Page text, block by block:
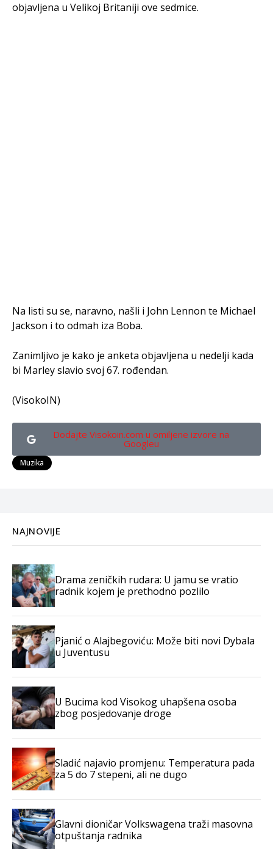
objavljena u Velikoj Britaniji ove sedmice.
Na listi su se, naravno, našli i John Lennon te Michael
Jackson i to odmah iza Boba.
Zanimljivo je kako je anketa objavljena u nedelji kada
bi Marley slavio svoj 67. rođendan.
(VisokoIN)
Dodajte Visokoin.com u omiljene izvore na
Googleu
Muzika
NAJNOVIJE
Drama zeničkih rudara: U jamu se vratio
radnik kojem je prethodno pozlilo
Pjanić o Alajbegoviću: Može biti novi Dybala
u Juventusu
U Bucima kod Visokog uhapšena osoba
zbog posjedovanje droge
Sladić najavio promjenu: Temperatura pada
za 5 do 7 stepeni, ali ne dugo
Glavni dioničar Volkswagena traži masovna
otpuštanja radnika